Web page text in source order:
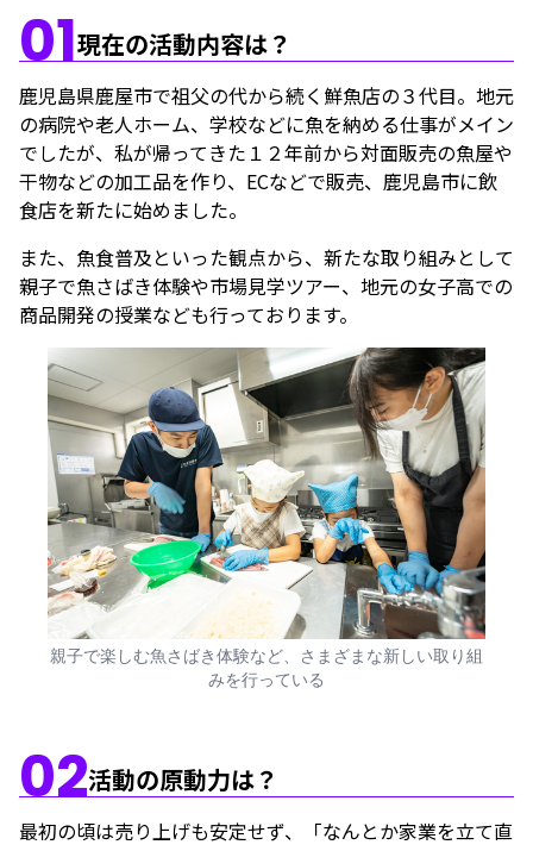
01現在の活動内容は？
鹿児島県鹿屋市で祖父の代から続く鮮魚店の３代目。地元
の病院や老人ホーム、学校などに魚を納める仕事がメイン
でしたが、私が帰ってきた１２年前から対面販売の魚屋や
干物などの加工品を作り、ECなどで販売、鹿児島市に飲
食店を新たに始めました。
また、魚食普及といった観点から、新たな取り組みとして
親子で魚さばき体験や市場見学ツアー、地元の女子高での
商品開発の授業なども行っております。
親子で楽しむ魚さばき体験など、さまざまな新しい取り組
みを行っている
02活動の原動力は？
最初の頃は売り上げも安定せず、「なんとか家業を立て直